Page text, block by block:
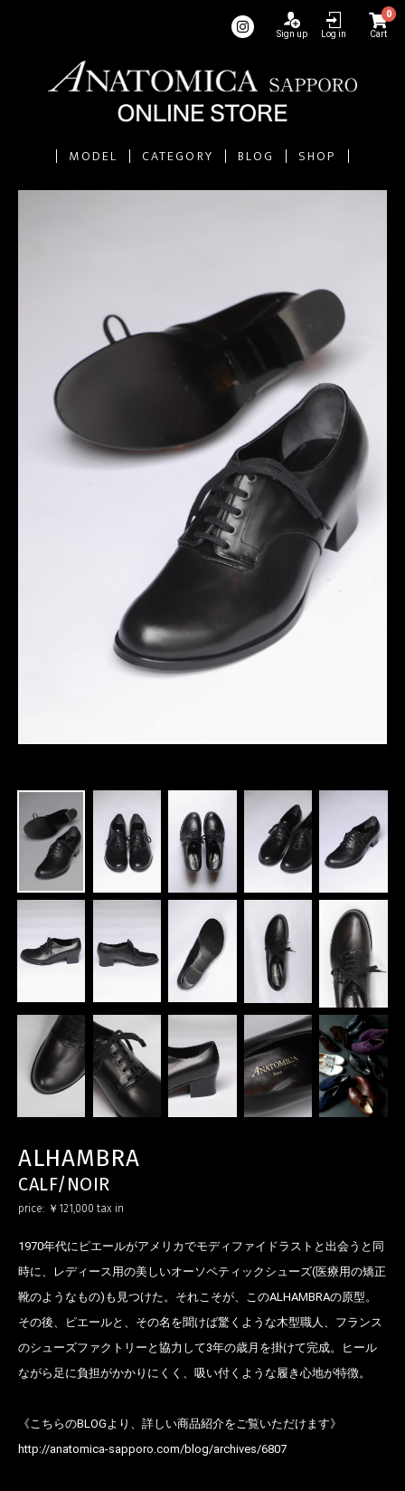
Sign up Log in
0
Cart
MODEL CATEGORY BLOG SHOP
ALHAMBRA
CALF/NOIR
price: ￥121,000 tax in
1970年代にピエールがアメリカでモディファイドラストと出会うと同
時に、レディース用の美しいオーソペティックシューズ(医療用の矯正
靴のようなもの)も見つけた。それこそが、このALHAMBRAの原型。
その後、ピエールと、その名を聞けば驚くような木型職人、フランス
のシューズファクトリーと協力して3年の歳月を掛けて完成。ヒール
ながら足に負担がかかりにくく、吸い付くような履き心地が特徴。
《こちらのBLOGより、詳しい商品紹介をご覧いただけます》
http://anatomica-sapporo.com/blog/archives/6807